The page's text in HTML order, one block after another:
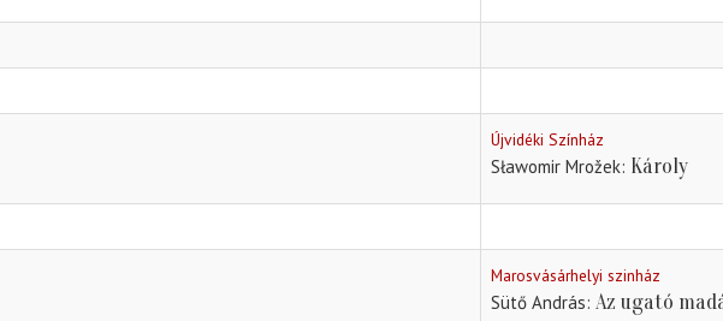
Újvidéki Színház
Sławomir Mrožek Károly
Marosvásárhelyi szinház
Sütő András Az ugató